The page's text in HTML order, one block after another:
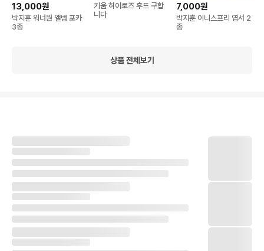
13,000원
박지훈 워너원 앨범 포카
3종
키움 히어로즈 후드 구합
니다
7,000원
박지훈 이니스프리 엽서 2
종
상품 전체보기